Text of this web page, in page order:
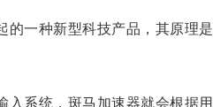
种新型科技产品，其原理是
系统，斑马加速器就会根据用